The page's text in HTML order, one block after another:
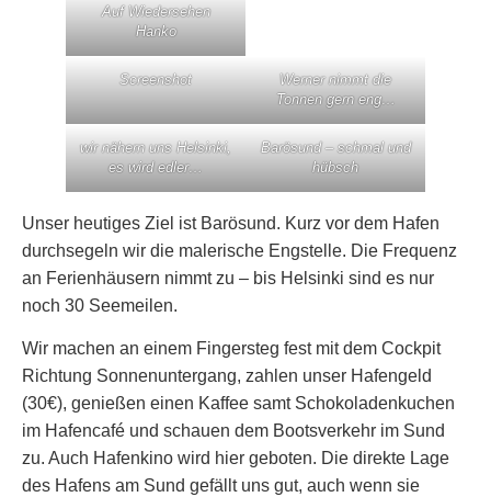
Auf Wiedersehen
Hanko
Screenshot
Werner nimmt die
Tonnen gern eng…
wir nähern uns Helsinki,
es wird edler…
Barösund – schmal und
hübsch
Unser heutiges Ziel ist Barösund. Kurz vor dem Hafen
durchsegeln wir die malerische Engstelle. Die Frequenz
an Ferienhäusern nimmt zu – bis Helsinki sind es nur
noch 30 Seemeilen.
Wir machen an einem Fingersteg fest mit dem Cockpit
Richtung Sonnenuntergang, zahlen unser Hafengeld
(30€), genießen einen Kaffee samt Schokoladenkuchen
im Hafencafé und schauen dem Bootsverkehr im Sund
zu. Auch Hafenkino wird hier geboten. Die direkte Lage
des Hafens am Sund gefällt uns gut, auch wenn sie